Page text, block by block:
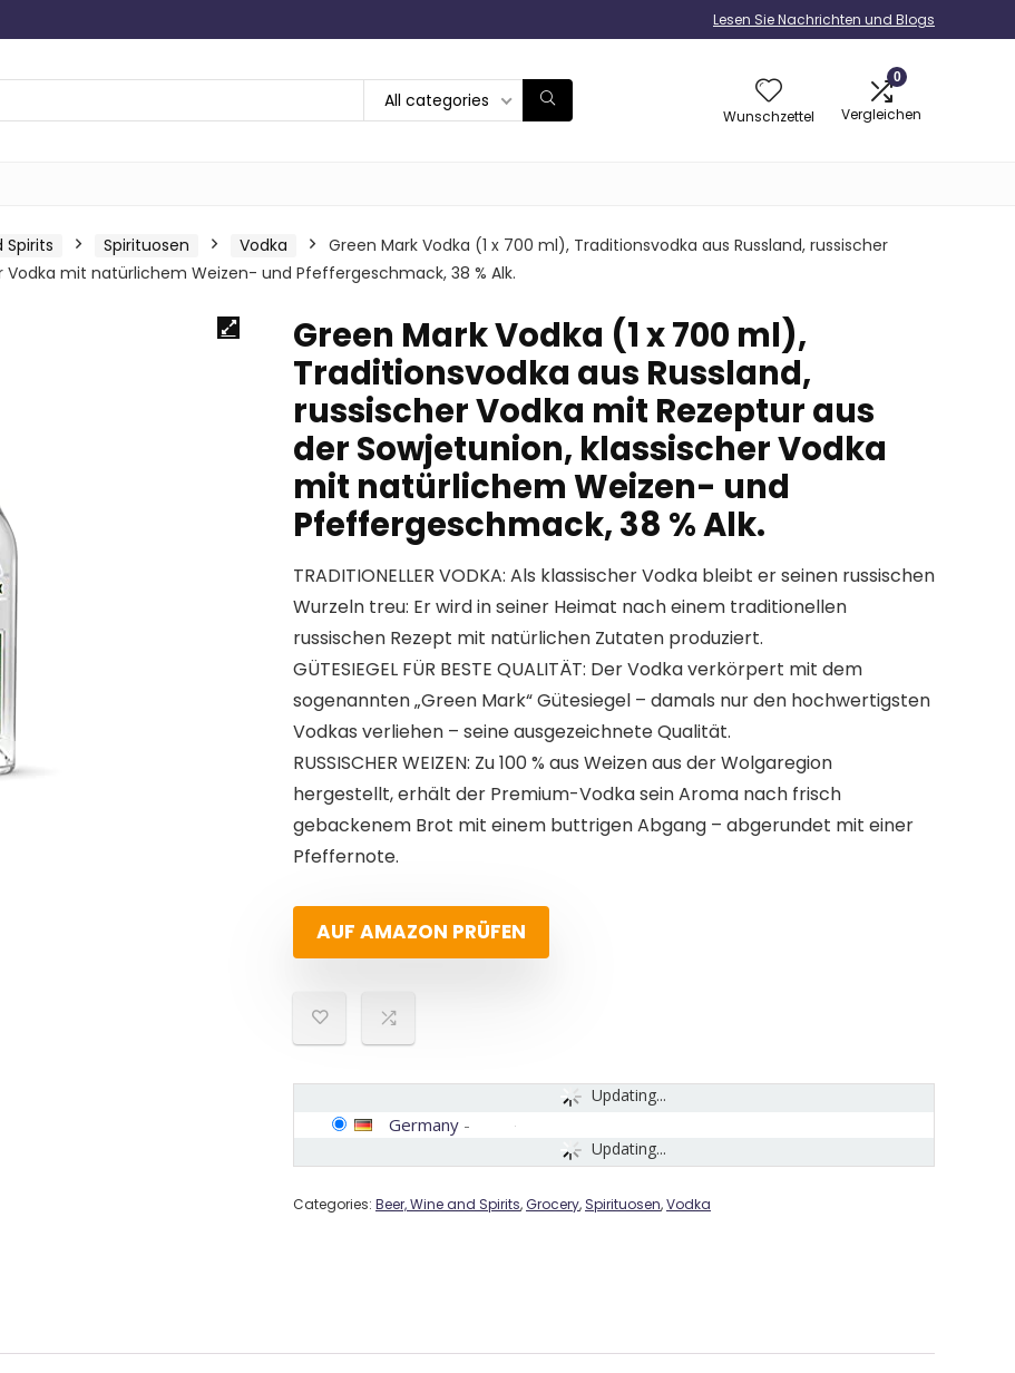
Lesen Sie Nachrichten und Blogs
All categories
Wunschzettel
0
Vergleichen
Spirits Spirituosen Vodka
Green Mark Vodka (1 x 700 ml), Traditionsvodka aus Russland, russischer
mit natürlichem Weizen- und Pfeffergeschmack, 38 % Alk.
Green Mark Vodka (1 x 700 ml),
Traditionsvodka aus Russland,
russischer Vodka mit Rezeptur aus
der Sowjetunion, klassischer Vodka
mit natürlichem Weizen- und
Pfeffergeschmack, 38 % Alk.
TRADITIONELLER VODKA: Als klassischer Vodka bleibt er seinen russischen
Wurzeln treu: Er wird in seiner Heimat nach einem traditionellen
russischen Rezept mit natürlichen Zutaten produziert.
GÜTESIEGEL FÜR BESTE QUALITÄT: Der Vodka verkörpert mit dem
sogenannten „Green Mark“ Gütesiegel – damals nur den hochwertigsten
Vodkas verliehen – seine ausgezeichnete Qualität.
RUSSISCHER WEIZEN: Zu 100 % aus Weizen aus der Wolgaregion
hergestellt, erhält der Premium-Vodka sein Aroma nach frisch
gebackenem Brot mit einem buttrigen Abgang – abgerundet mit einer
Pfeffernote.
AUF AMAZON PRÜFEN
Updating...
Updating...
Germany -
Categories: Beer, Wine and Spirits,Grocery, Spirituosen,Vodka